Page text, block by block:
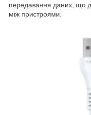
передавання даних, що
між пристроями.